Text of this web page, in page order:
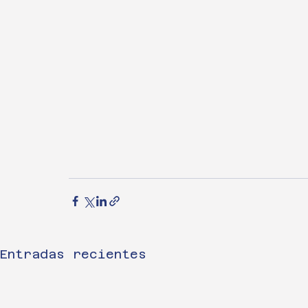
Entradas recientes